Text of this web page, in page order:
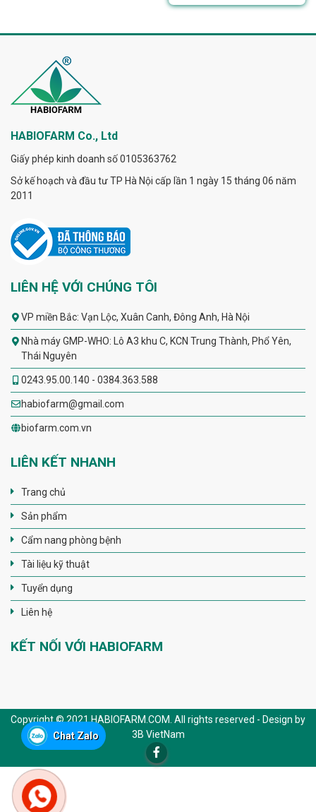
HABIOFARM Co., Ltd
Giấy phép kinh doanh số 0105363762
Sở kế hoạch và đầu tư TP Hà Nội cấp lần 1 ngày 15 tháng 06 năm
2011
LIÊN HỆ VỚI CHÚNG TÔI
VP miền Bắc: Vạn Lộc, Xuân Canh, Đông Anh, Hà Nội
Nhà máy GMP-WHO: Lô A3 khu C, KCN Trung Thành, Phổ Yên,
Thái Nguyên
0243.95.00.140 - 0384.363.588
habiofarm@gmail.com
biofarm.com.vn
LIÊN KẾT NHANH
Trang chủ
Sản phẩm
Cẩm nang phòng bệnh
Tài liệu kỹ thuật
Tuyển dụng
Liên hệ
KẾT NỐI VỚI HABIOFARM
Copyright © 2021 HABIOFARM.COM. All rights reserved - Design by
3B VietNam
Chat Zalo